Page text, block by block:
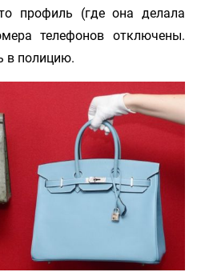
профиль (где она делала
телефонов отключены.
в полицию.